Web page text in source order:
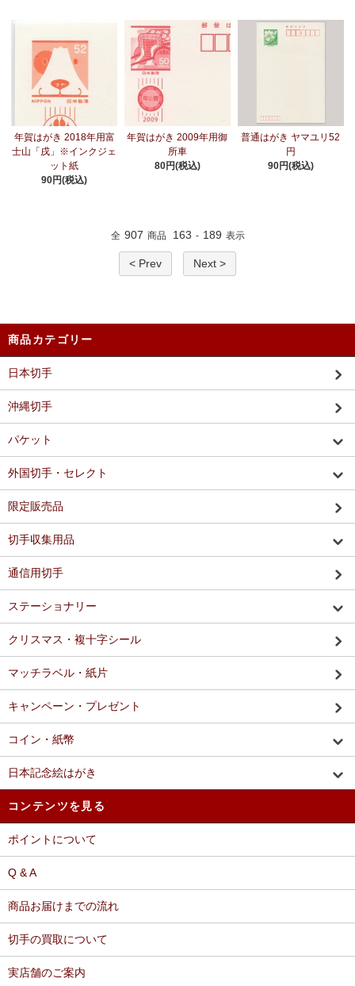
年賀はがき 2018年用富
士山「戌」※インクジェ
ット紙
90円(税込)
年賀はがき 2009年用御
所車
80円(税込)
普通はがき ヤマユリ52
円
90円(税込)
全 907 商品 163 - 189 表示
< Prev Next >
商品カテゴリー
日本切手
沖縄切手
パケット
外国切手・セレクト
限定販売品
切手収集用品
通信用切手
ステーショナリー
クリスマス・複十字シール
マッチラベル・紙片
キャンペーン・プレゼント
コイン・紙幣
日本記念絵はがき
コンテンツを見る
ポイントについて
Q & A
商品お届けまでの流れ
切手の買取について
実店舗のご案内